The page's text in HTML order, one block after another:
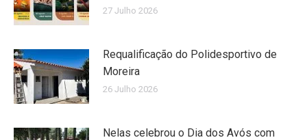
27 Julho 2026
Requalificação do Polidesportivo de
Moreira
26 Julho 2026
Nelas celebrou o Dia dos Avós com